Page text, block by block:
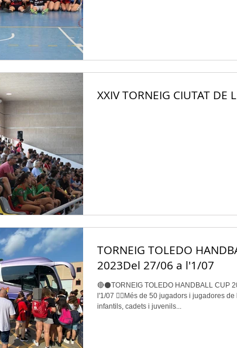
XXIV TORNEIG CIUTAT DE
TORNEIG TOLEDO
2023Del 27/06 a l'1/07
🔴⚫TORNEIG TOLEDO HANDBALL CUP
l'1/07 👉🏽Més de 50 jugadors i jugadores
infantils, cadets i juvenils...